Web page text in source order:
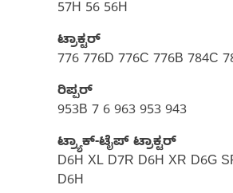
57H 56 56H
ಟ್ರಾಕ್ಟರ್
776 776D 776C 776B 784C
ರಿಪ್ಪರ್
953B 7 6 963 953 943
ಟ್ರ್ಯಾಕ್-ಟೈಪ್ ಟ್ರಾಕ್ಟರ್
D6H XL D7R D6H XR D6G
D6H